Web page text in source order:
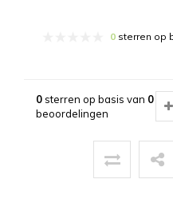
0 sterren op
0sterren op basis van 0
beoordelingen